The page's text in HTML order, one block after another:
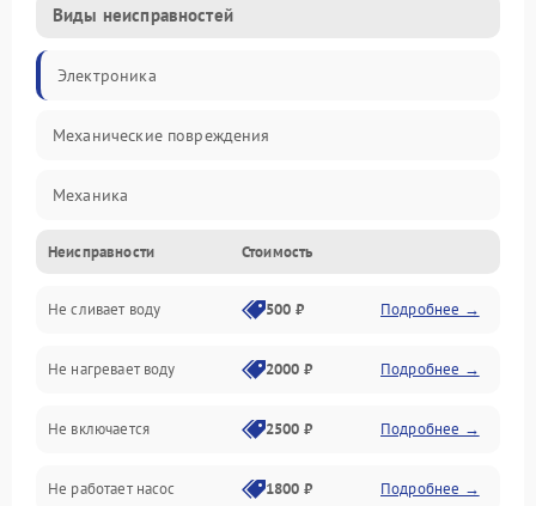
Виды неисправностей
Электроника
Механические повреждения
Механика
Управление
Электропитание
Датчики
Нагрев
Вода
Неисправности Стоимость
Не сливает воду 500 ₽ Подробнее →
Не нагревает воду 2000 ₽ Подробнее →
Не включается 2500 ₽ Подробнее →
Не работает насос 1800 ₽ Подробнее →